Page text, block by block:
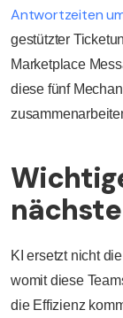
Antwortzeiten um
gestützter
Marketplace
diese fünf
KI ersetzt nicht
womit diese
die Effizienz